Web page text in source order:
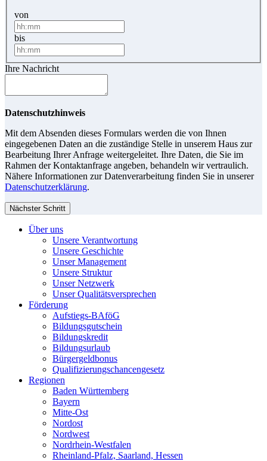
von
bis
Ihre Nachricht
Datenschutzhinweis
Mit dem Absenden dieses Formulars werden die von Ihnen
eingegebenen Daten an die zuständige Stelle in unserem Haus zur
Bearbeitung Ihrer Anfrage weitergeleitet. Ihre Daten, die Sie im
Rahmen der Kontaktanfrage angeben, behandeln wir vertraulich.
Nähere Informationen zur Datenverarbeitung finden Sie in unserer
Datenschutzerklärung.
Nächster Schritt
Über uns
Unsere Verantwortung
Unsere Geschichte
Unser Management
Unsere Struktur
Unser Netzwerk
Unser Qualitätsversprechen
Förderung
Aufstiegs-BAföG
Bildungsgutschein
Bildungskredit
Bildungsurlaub
Bürgergeldbonus
Qualifizierungschancengesetz
Regionen
Baden Württemberg
Bayern
Mitte-Ost
Nordost
Nordwest
Nordrhein-Westfalen
Rheinland-Pfalz, Saarland, Hessen